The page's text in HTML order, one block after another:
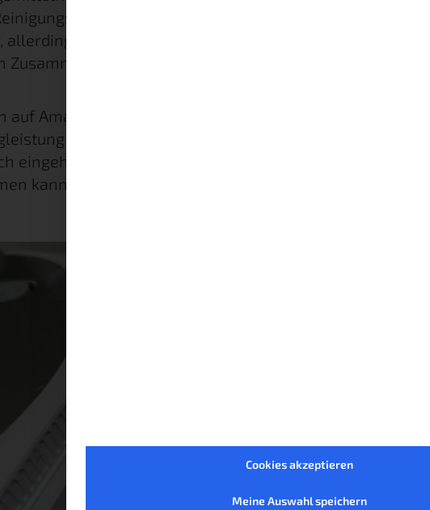
im weiteren Verlauf gar nichts sagen.
wäre ich hier etwas vorsichtig. Ich kenne
Zusammensetzung des Reinigungsmittels wirklich
Amazon, so stechen vor allem das Preis-
hervor. Schlusslicht ist der Komfort, auf den
eingehen möchte. Denn das ist durchaus ein Punkt,
kann. Aber auch gleichzeitig in der Natur der Sache
Cookies akzeptieren
Meine Auswahl speichern